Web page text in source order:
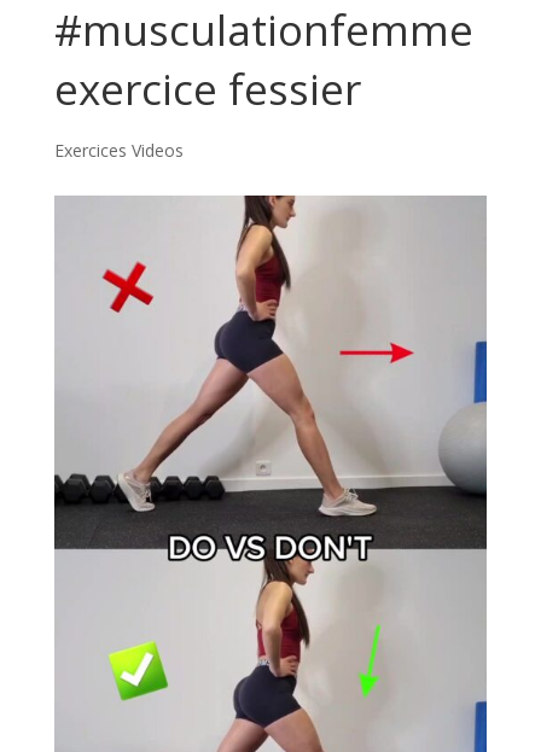
#musculationfemme
exercice fessier
Exercices Videos